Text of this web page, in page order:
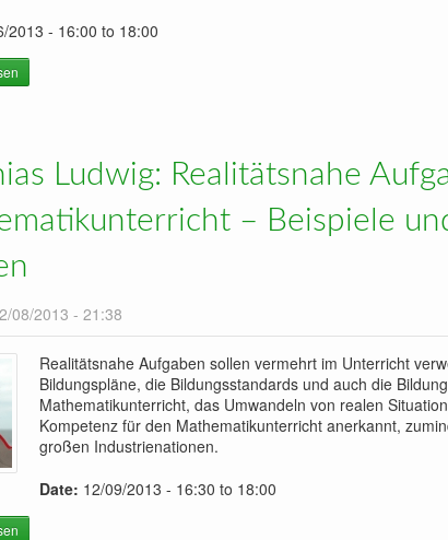
2013 - 16:00 to 18:00
Ludwig: Realitätsnahe
– Beispiele
08/2013 - 21:38
Realitätsnahe Aufgaben sollen vermehrt im Unterricht
Bildungspläne, die Bildungsstandards und auch die
Mathematikunterricht, das Umwandeln von realen
Kompetenz für den Mathematikunterricht anerkannt,
großen Industrienationen.
Date: 12/09/2013 - 16:30 to 18:00